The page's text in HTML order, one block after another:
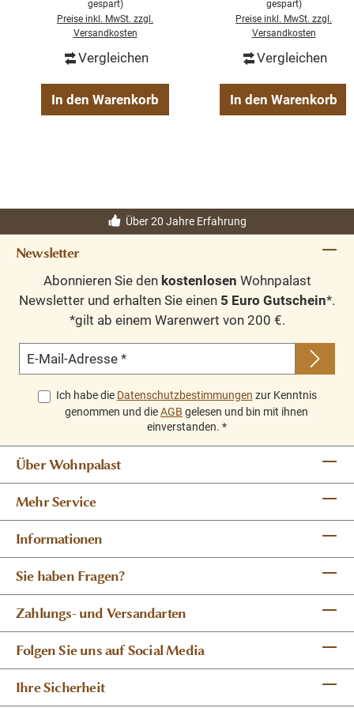
gespart)
Preise inkl. MwSt. zzgl.
Versandkosten
Vergleichen
In den Warenkorb
gedrechselten
Beinen
gespart)
Preise inkl. MwSt. zzgl.
Versandkosten
Vergleichen
In den Warenkorb
Über 20 Jahre Erfahrung
Newsletter
Abonnieren Sie den kostenlosen Wohnpalast
Newsletter und erhalten Sie einen 5 Euro Gutschein*.
*gilt ab einem Warenwert von 200 €.
E-Mail-Adresse *
Ich habe die Datenschutzbestimmungen zur Kenntnis
genommen und dieAGB gelesen und bin mit ihnen
einverstanden. *
Über Wohnpalast
Mehr Service
Informationen
Sie haben Fragen?
Zahlungs- und Versandarten
Folgen Sie uns auf Social Media
Ihre Sicherheit